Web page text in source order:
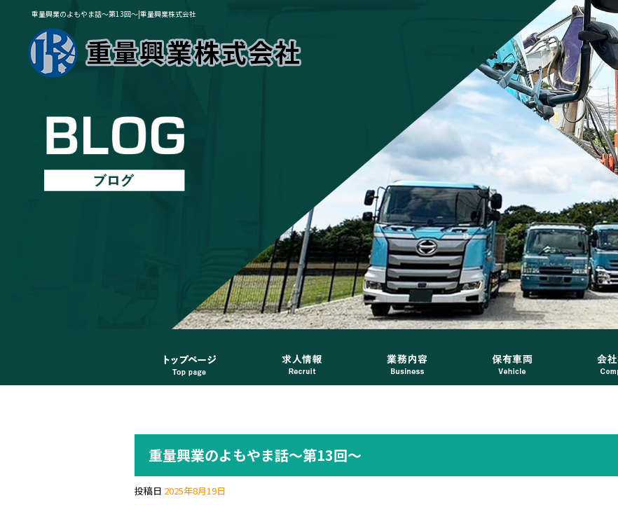
重量興業のよもやま話～第13回～|重量興業株式会社
重量興業のよもやま話～第13回～
投稿日 2025年8月19日